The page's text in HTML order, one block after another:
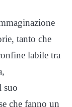
tanto che
labile tra
suo
che fanno un